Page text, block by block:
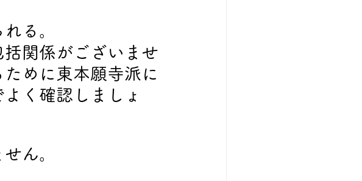
る。
関係がございませ
めに東本願寺派に
く確認しましょ
ん。